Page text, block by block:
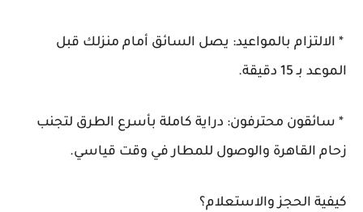
* الالتزام بالمواعيد: يصل السائق أمام منزلك قبل
الموعد بـ 15 دقيقة.
* سائقون محترفون: دراية كاملة بأسرع الطرق لتجنب
زحام القاهرة والوصول للمطار في وقت قياسي.
كيفية الحجز والاستعلام؟